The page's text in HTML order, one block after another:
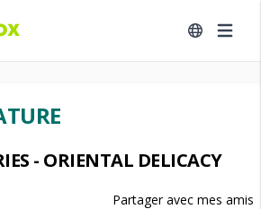
- ORIENTAL DELICACY
Partager avec mes amis